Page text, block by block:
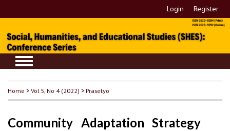
Login Register
Home >Vol 5, No 4 (2022) >Prasetyo
Community Adaptation Strategy